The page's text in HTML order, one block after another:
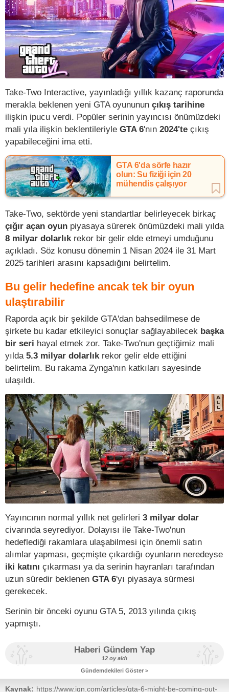
Take-Two Interactive, yayınladığı yıllık kazanç raporunda
merakla beklenen yeni GTA oyununun çıkış tarihine
ilişkin ipucu verdi. Popüler serinin yayıncısı önümüzdeki
mali yıla ilişkin beklentileriyle GTA 6'nın 2024'te çıkış
yapabileceğini ima etti.
GTA 6'da sörfe hazır
olun: Su fiziği için 20
mühendis çalışıyor
Take-Two, sektörde yeni standartlar belirleyecek birkaç
çığır açan oyun piyasaya sürerek önümüzdeki mali yılda
8 milyar dolarlık rekor bir gelir elde etmeyi umduğunu
açıkladı. Söz konusu dönemin 1 Nisan 2024 ile 31 Mart
2025 tarihleri arasını kapsadığını belirtelim.
Bu gelir hedefine ancak tek bir oyun
ulaştırabilir
Raporda açık bir şekilde GTA'dan bahsedilmese de
şirkete bu kadar etkileyici sonuçlar sağlayabilecek başka
bir seri hayal etmek zor. Take-Two'nun geçtiğimiz mali
yılda 5.3 milyar dolarlık rekor gelir elde ettiğini
belirtelim. Bu rakama Zynga'nın katkıları sayesinde
ulaşıldı.
Yayıncının normal yıllık net gelirleri 3 milyar dolar
civarında seyrediyor. Dolayısı ile Take-Two'nun
hedeflediği rakamlara ulaşabilmesi için önemli satın
alımlar yapması, geçmişte çıkardığı oyunların neredeyse
iki katını çıkarması ya da serinin hayranları tarafından
uzun süredir beklenen GTA 6'yı piyasaya sürmesi
gerekecek.
Serinin bir önceki oyunu GTA 5, 2013 yılında çıkış
yapmıştı.
Haberi Gündem Yap
12 oy aldı
Gündemdekileri Göster >
Kaynak: https://www.ign.com/articles/gta-6-might-be-coming-out-